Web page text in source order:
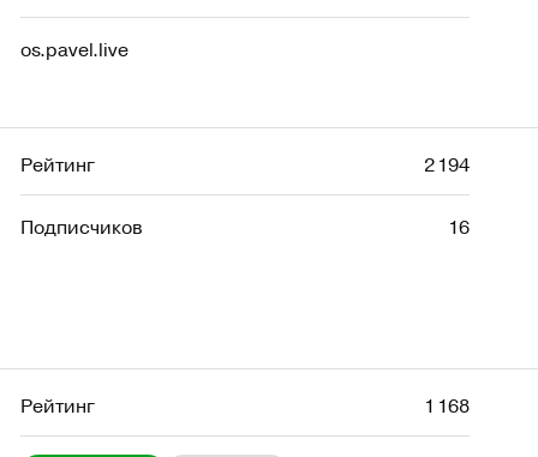
os.pavel.live
Рейтинг 2 194
Подписчиков 16
Рейтинг 1 168